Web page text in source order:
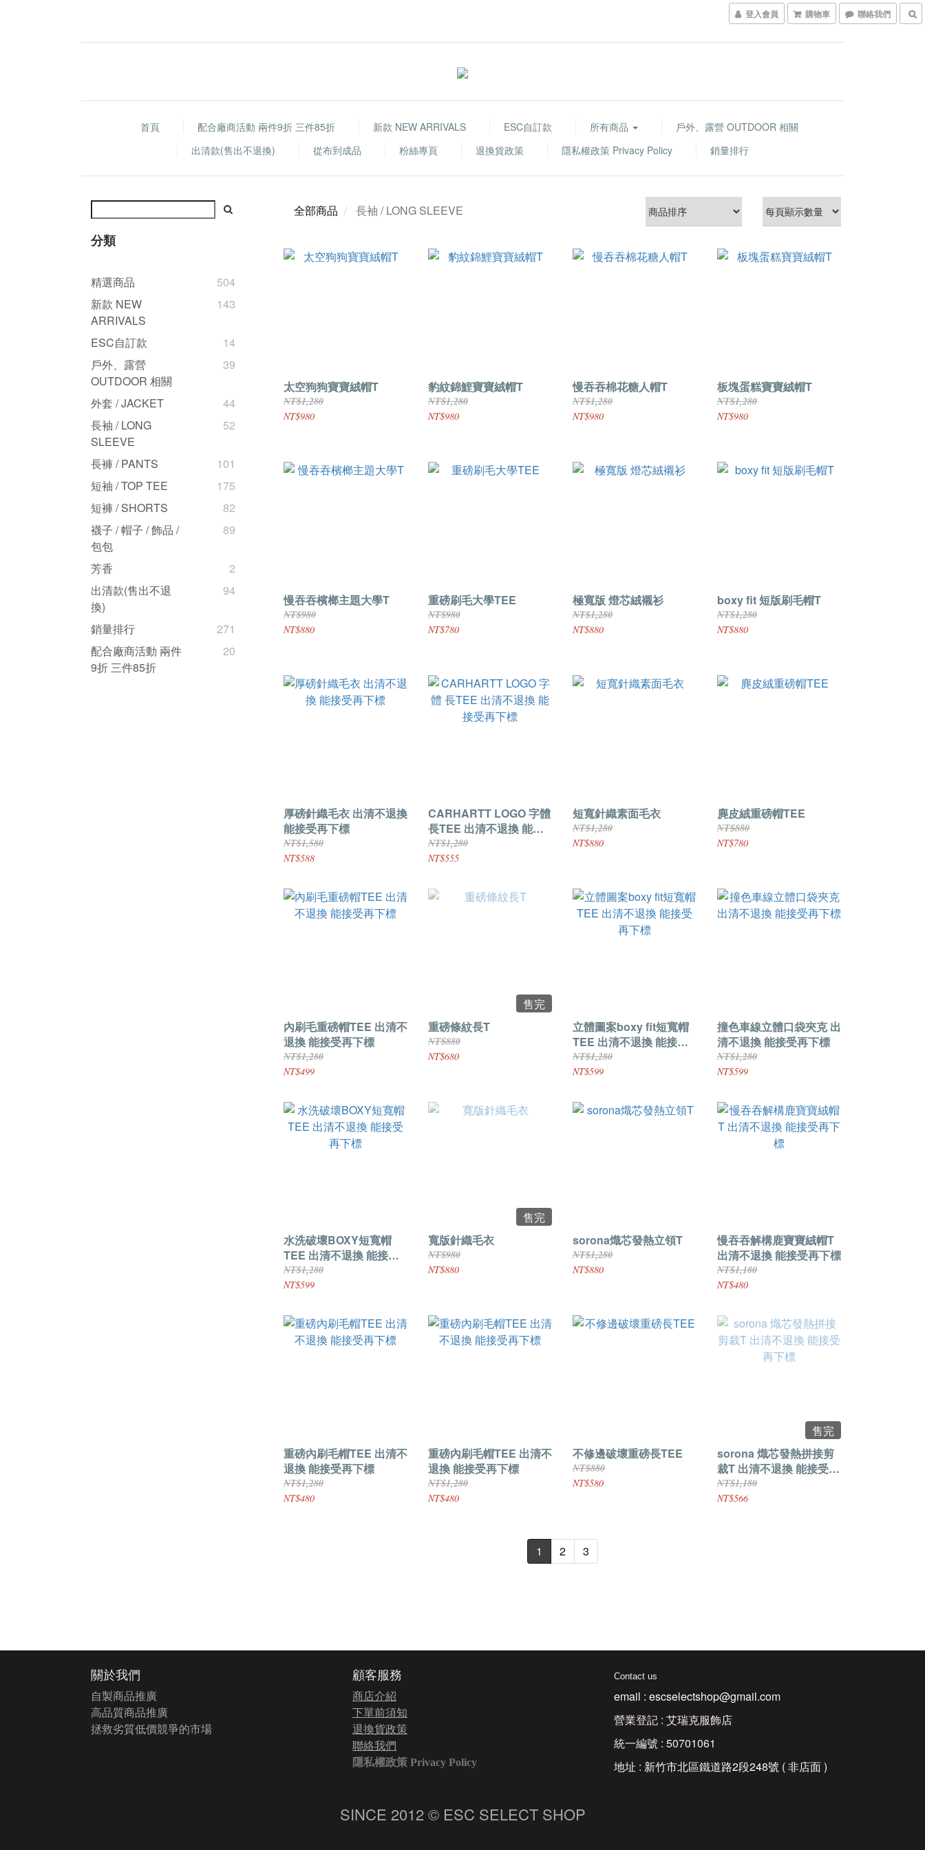
登入會員 購物車 聯絡我們
首頁 配合廠商活動 兩件9折 三件85折 新款 NEW ARRIVALS ESC自訂款 所有商品
戶外、露營 OUTDOOR 相關
出清款(售出不退換)
從布到成品 粉絲專頁 退換貨政策 隱私權政策 Privacy Policy 銷量排行
分類
精選商品
504
新款 NEW
ARRIVALS
143
ESC自訂款
14
戶外、露營
OUTDOOR 相關
39
外套 / JACKET
44
長袖 / LONG
SLEEVE
52
長褲 / PANTS
101
短袖 / TOP TEE
175
短褲 / SHORTS
82
襪子 / 帽子 / 飾品 /
包包
89
芳香
2
出清款(售出不退
換)
94
銷量排行
271
配合廠商活動 兩件
9折 三件85折
20
全部商品 長袖 / LONG SLEEVE
太空狗狗寶寶絨帽T
NT$1,280
NT$980
豹紋錦鯉寶寶絨帽T
NT$1,280
NT$980
慢吞吞棉花糖人帽T
NT$1,280
NT$980
板塊蛋糕寶寶絨帽T
NT$1,280
NT$980
慢吞吞檳榔主題大學T
NT$980
NT$880
重磅刷毛大學TEE
NT$980
NT$780
極寬版 燈芯絨襯衫
NT$1,280
NT$880
boxy fit 短版刷毛帽T
NT$1,280
NT$880
厚磅針織毛衣 出清不退換
能接受再下標
NT$1,580
NT$588
CARHARTT LOGO 字體
長TEE 出清不退換 能接
受再下標
NT$1,280
NT$555
短寬針織素面毛衣
NT$1,280
NT$880
麂皮絨重磅帽TEE
NT$880
NT$780
內刷毛重磅帽TEE 出清不
退換 能接受再下標
NT$1,280
NT$499
售完
重磅條紋長T
NT$880
NT$680
立體圖案boxy fit短寬帽
TEE 出清不退換 能接受
再下標
NT$1,280
NT$599
撞色車線立體口袋夾克 出
清不退換 能接受再下標
NT$1,280
NT$599
水洗破壞BOXY短寬帽
TEE 出清不退換 能接受
再下標
NT$1,280
NT$599
售完
寬版針織毛衣
NT$980
NT$880
sorona熾芯發熱立領T
NT$1,280
NT$880
慢吞吞解構鹿寶寶絨帽T
出清不退換 能接受再下標
NT$1,180
NT$480
重磅內刷毛帽TEE 出清不
退換 能接受再下標
NT$1,280
NT$480
重磅內刷毛帽TEE 出清不
退換 能接受再下標
NT$1,280
NT$480
不修邊破壞重磅長TEE
NT$880
NT$580
售完
sorona 熾芯發熱拼接剪
裁T 出清不退換 能接受再
下標
NT$1,180
NT$566
1 2 3
關於我們
自製商品推廣
高品質商品推廣
拯救劣質低價競爭的市場
顧客服務
商店介紹
下單前須知
退換貨政策
聯絡我們
隱私權政策 Privacy Policy
Contact us
email : escselectshop@gmail.com
營業登記 : 艾瑞克服飾店
統一編號 : 50701061
地址 : 新竹市北區鐵道路2段248號 ( 非店面 )
SINCE 2012 © ESC SELECT SHOP